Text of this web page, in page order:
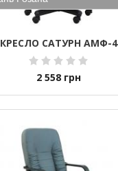
КРЕСЛО САТУРН АМФ-4
2 558 грн